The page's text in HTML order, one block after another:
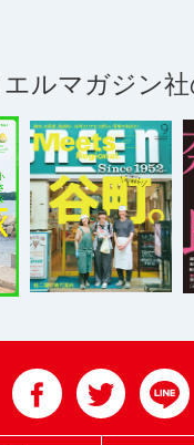
エルマガジン